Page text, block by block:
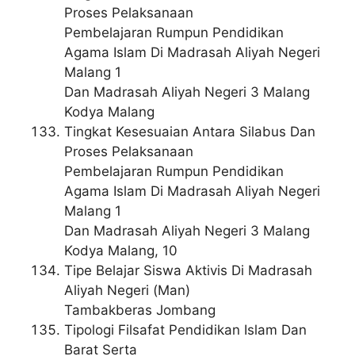
Proses Pelaksanaan
Pembelajaran Rumpun Pendidikan
Agama Islam Di Madrasah Aliyah Negeri
Malang 1
Dan Madrasah Aliyah Negeri 3 Malang
Kodya Malang
Tingkat Kesesuaian Antara Silabus Dan
Proses Pelaksanaan
Pembelajaran Rumpun Pendidikan
Agama Islam Di Madrasah Aliyah Negeri
Malang 1
Dan Madrasah Aliyah Negeri 3 Malang
Kodya Malang, 10
Tipe Belajar Siswa Aktivis Di Madrasah
Aliyah Negeri (Man)
Tambakberas Jombang
Tipologi Filsafat Pendidikan Islam Dan
Barat Serta